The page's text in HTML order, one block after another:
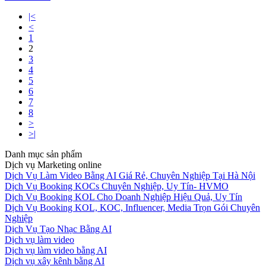
|<
<
1
2
3
4
5
6
7
8
>
>|
Danh mục sản phẩm
Dịch vụ Marketing online
Dịch Vụ Làm Video Bằng AI Giá Rẻ, Chuyên Nghiệp Tại Hà Nội
Dịch Vụ Booking KOCs Chuyên Nghiệp, Uy Tín- HVMO
Dịch Vụ Booking KOL Cho Doanh Nghiệp Hiệu Quả, Uy Tín
Dịch Vụ Booking KOL, KOC, Influencer, Media Trọn Gói Chuyên
Nghiệp
Dịch Vụ Tạo Nhạc Bằng AI
Dịch vụ làm video
Dịch vụ làm video bằng AI
Dịch vụ xây kênh bằng AI